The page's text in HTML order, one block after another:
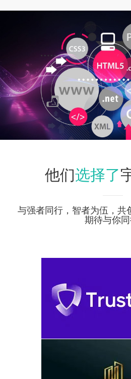
他们选择了
与强者同行，智者为伍，共
期待与你